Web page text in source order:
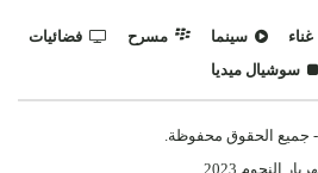
غناء سينما مسرح
فضائيات
سوشيال ميديا
النجوم 2023